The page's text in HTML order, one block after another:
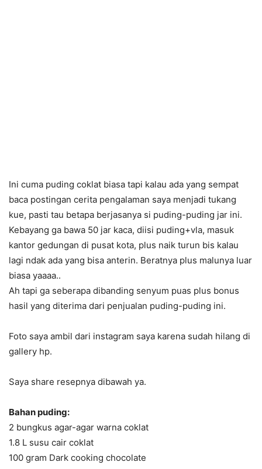
Ini cuma puding coklat biasa tapi kalau ada yang sempat
baca postingan cerita pengalaman saya menjadi tukang
kue, pasti tau betapa berjasanya si puding-puding jar ini.
Kebayang ga bawa 50 jar kaca, diisi puding+vla, masuk
kantor gedungan di pusat kota, plus naik turun bis kalau
lagi ndak ada yang bisa anterin. Beratnya plus malunya luar
biasa yaaaa..
Ah tapi ga seberapa dibanding senyum puas plus bonus
hasil yang diterima dari penjualan puding-puding ini.
Foto saya ambil dari instagram saya karena sudah hilang di
gallery hp.
Saya share resepnya dibawah ya.
Bahan puding:
2 bungkus agar-agar warna coklat
1.8 L susu cair coklat
100 gram Dark cooking chocolate